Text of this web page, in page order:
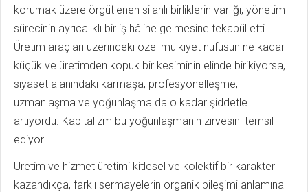
korumak üzere örgütlenen silahlı birliklerin varlığı, yönetim
sürecinin ayrıcalıklı bir iş hâline gelmesine tekabül etti.
Üretim araçları üzerindeki özel mülkiyet nüfusun ne kadar
küçük ve üretimden kopuk bir kesiminin elinde birikiyorsa,
siyaset alanındaki karmaşa, profesyonelleşme,
uzmanlaşma ve yoğunlaşma da o kadar şiddetle
artıyordu. Kapitalizm bu yoğunlaşmanın zirvesini temsil
ediyor.
Üretim ve hizmet üretimi kitlesel ve kolektif bir karakter
kazandıkça, farklı sermayelerin organik bileşimi anlamına